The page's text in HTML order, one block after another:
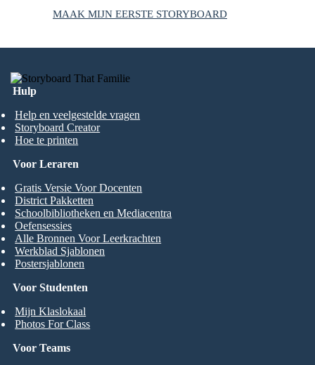
MAAK MIJN EERSTE STORYBOARD
Hulp
Help en veelgestelde vragen
Storyboard Creator
Hoe te printen
Voor Studenten
Mijn Klaslokaal
Photos For Class
Voor Leraren
Gratis Versie Voor Docenten
District Pakketten
Schoolbibliotheken en Mediacentra
Oefensessies
Alle Bronnen Voor Leerkrachten
Werkblad Sjablonen
Postersjablonen
Voor Teams